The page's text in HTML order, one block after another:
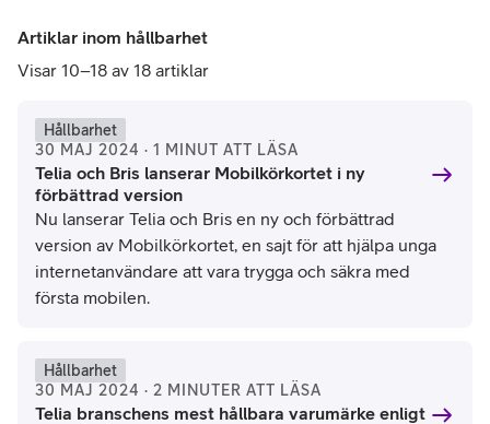
Artiklar inom hållbarhet
Visar 10–18 av 18 artiklar
Hållbarhet
30 MAJ 2024 · 1 MINUT ATT LÄSA
Telia och Bris lanserar Mobilkörkortet i ny
förbättrad version
Nu lanserar Telia och Bris en ny och förbättrad
version av Mobilkörkortet, en sajt för att hjälpa unga
internetanvändare att vara trygga och säkra med
första mobilen.
Hållbarhet
30 MAJ 2024 · 2 MINUTER ATT LÄSA
Telia branschens mest hållbara varumärke enligt